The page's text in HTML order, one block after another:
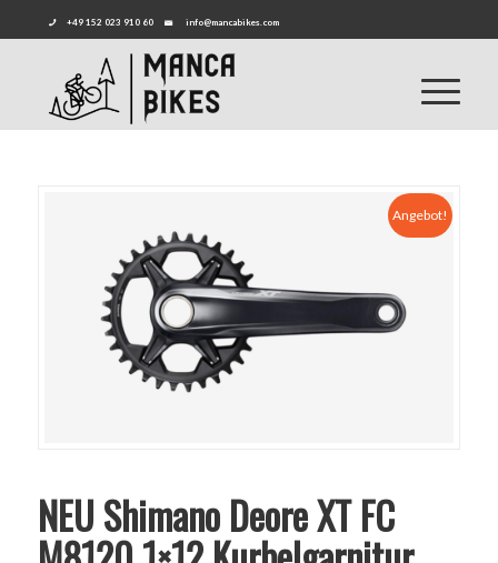
+49 152 023 910 60 info@mancabikes.com
Angebot!
NEU Shimano Deore XT FC